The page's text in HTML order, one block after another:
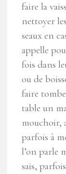
faire la
nettoyer
seaux en
appelle
fois dans
ou de
faire
table un
mouchoir,
parfois à
l’on parle
sais,